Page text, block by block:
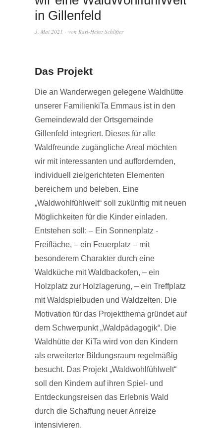
in Gillenfeld
3. Mai 2021 von Karl-Heinz Schlifter
Das Projekt
Die an Wanderwegen gelegene Waldhütte
unserer FamilienkiTa Emmaus ist in den
Gemeindewald der Ortsgemeinde
Gillenfeld integriert. Dieses für alle
Waldfreunde zugängliche Areal möchten
wir mit interessanten und auffordernden,
individuell zielgerichteten Elementen
bereichern und beleben. Eine
„Waldwohlfühlwelt“ soll zukünftig mit neuen
Möglichkeiten für die Kinder einladen.
Entstehen soll: – Ein Sonnenplatz -
Freifläche, – ein Feuerplatz – mit
besonderem Charakter durch eine
Waldküche mit Waldbackofen, – ein
Holzplatz zur Holzlagerung, – ein Treffplatz
mit Waldspielbuden und Waldzelten. Die
Motivation für das Projektthema gründet auf
dem Schwerpunkt „Waldpädagogik“. Die
Waldhütte der KiTa wird von den Kindern
als erweiterter Bildungsraum regelmäßig
besucht. Das Projekt „Waldwohlfühlwelt“
soll den Kindern auf ihren Spiel- und
Entdeckungsreisen das Erlebnis Wald
durch die Schaffung neuer Anreize
intensivieren.